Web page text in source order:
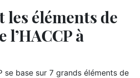
les éléments de
l’HACCP à
se base sur 7 grands éléments de